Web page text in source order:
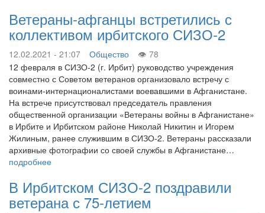
Ветераны-афганцы встретились с
коллективом ирбитского СИЗО-2
12.02.2021 - 21:07 Общество
78
12 февраля в СИЗО-2 (г. Ирбит) руководство учреждения
совместно с Советом ветеранов организовало встречу с
воинами-интернационалистами воевавшими в Афганистане.
На встрече присутствовал председатель правления
общественной организации «Ветераны войны в Афганистане»
в Ирбите и Ирбитском районе Николай Никитин и Игорем
Жилиным, ранее служившим в СИЗО-2. Ветераны рассказали
архивные фотографии со своей службы в Афганистане…
подробнее
В Ирбитском СИЗО-2 поздравили
ветерана с 75-летием